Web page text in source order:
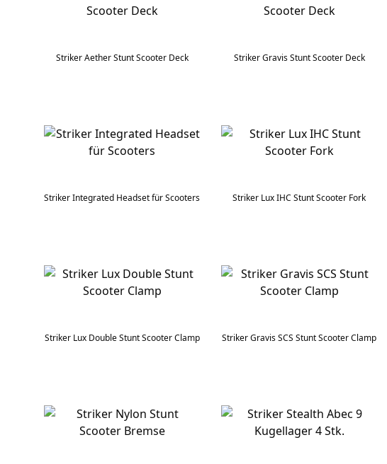
Striker Aether Stunt Scooter Deck Striker Gravis Stunt Scooter Deck
Striker Integrated Headset für Scooters Striker Lux IHC Stunt Scooter Fork
Striker Lux Double Stunt Scooter Clamp Striker Gravis SCS Stunt Scooter Clamp